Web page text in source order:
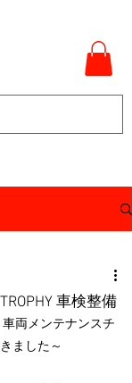
車検整備
両メンテナンスチ
ました～